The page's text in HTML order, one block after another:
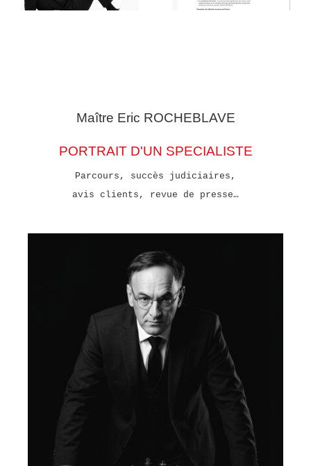
Maître Eric ROCHEBLAVE
PORTRAIT D'UN SPECIALISTE
Parcours, succès judiciaires,
avis clients, revue de presse…